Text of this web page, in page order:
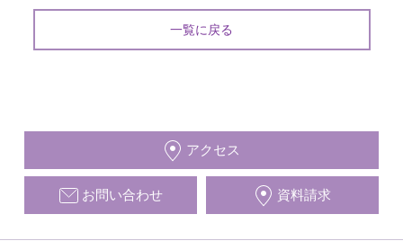
一覧に戻る
アクセス
お問い合わせ 資料請求